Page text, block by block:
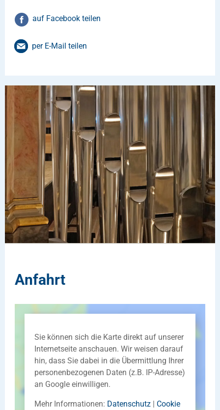
auf Facebook teilen
per E-Mail teilen
Anfahrt
Sie können sich die Karte direkt auf unserer
Internetseite anschauen. Wir weisen darauf
hin, dass Sie dabei in die Übermittlung Ihrer
personenbezogenen Daten (z.B. IP-Adresse)
an Google einwilligen.
Mehr Informationen: Datenschutz | Cookie